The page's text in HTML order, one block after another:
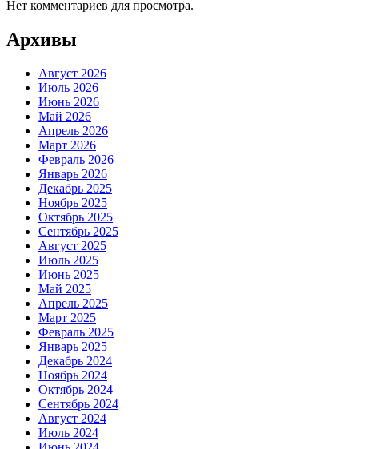
Нет комментариев для просмотра.
Архивы
Август 2026
Июль 2026
Июнь 2026
Май 2026
Апрель 2026
Март 2026
Февраль 2026
Январь 2026
Декабрь 2025
Ноябрь 2025
Октябрь 2025
Сентябрь 2025
Август 2025
Июль 2025
Июнь 2025
Май 2025
Апрель 2025
Март 2025
Февраль 2025
Январь 2025
Декабрь 2024
Ноябрь 2024
Октябрь 2024
Сентябрь 2024
Август 2024
Июль 2024